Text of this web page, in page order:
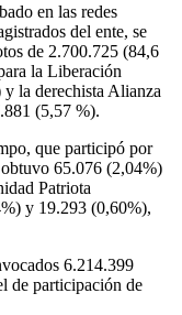
en las redes
del ente, se
de 2.700.725 (84,6
la Liberación
la derechista Alianza
(5,57 %).
que participó por
65.076 (2,04%)
Patriota
y 19.293 (0,60%),
6.214.399
de participación de